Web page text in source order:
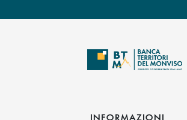
INFORMAZIONI